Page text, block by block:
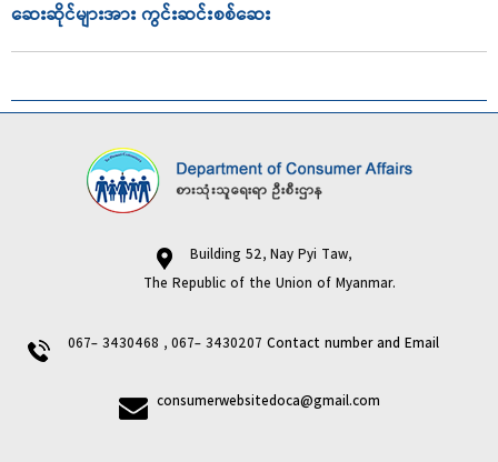
ဆေးဆိုင်များအား ကွင်းဆင်းစစ်ဆေး
Building 52, Nay Pyi Taw,
The Republic of the Union of Myanmar.
067- 3430468 , 067- 3430207 Contact number and Email
consumerwebsitedoca@gmail.com